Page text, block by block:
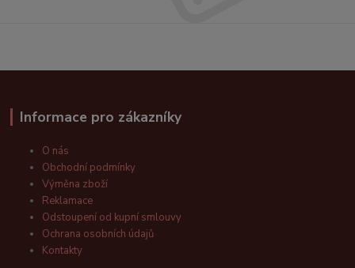
Informace pro zákazníky
O nás
Obchodní podmínky
Výměna zboží
Reklamace
Odstoupení od kupní smlouvy
Ochrana osobních údajů
Kontakty